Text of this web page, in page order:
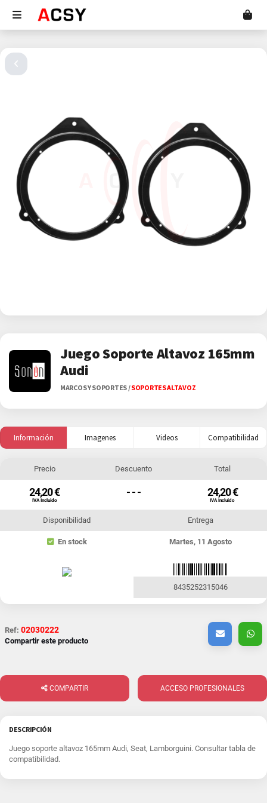
Juego Soporte Altavoz 165mm
Audi
MARCOS Y SOPORTES/SOPORTES ALTAVOZ
Información Imagenes Videos Compatibilidad
Precio
24,20 €
IVA Incluido
Descuento
- - -
Total
24,20 €
IVA Incluido
Disponibilidad
En stock
Entrega
Martes, 11 Agosto
8435252315046
Ref: 02030222
Compartir este producto
COMPARTIR ACCESO PROFESIONALES
DESCRIPCIÓN
Juego soporte altavoz 165mm Audi, Seat, Lamborguini. Consultar tabla de
compatibilidad.